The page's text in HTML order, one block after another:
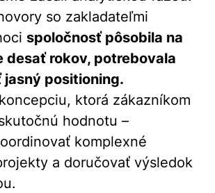
so zakladateľmi
spoločnosť pôsobila na
desať rokov, potrebovala
positioning.
ktorá zákazníkom
hodnotu –
komplexné
a doručovať výsledok